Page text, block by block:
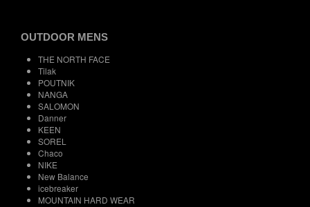
OUTDOOR MENS
THE NORTH FACE
Tilak
POUTNIK
NANGA
SALOMON
Danner
KEEN
SOREL
Chaco
NIKE
New Balance
icebreaker
MOUNTAIN HARD WEAR